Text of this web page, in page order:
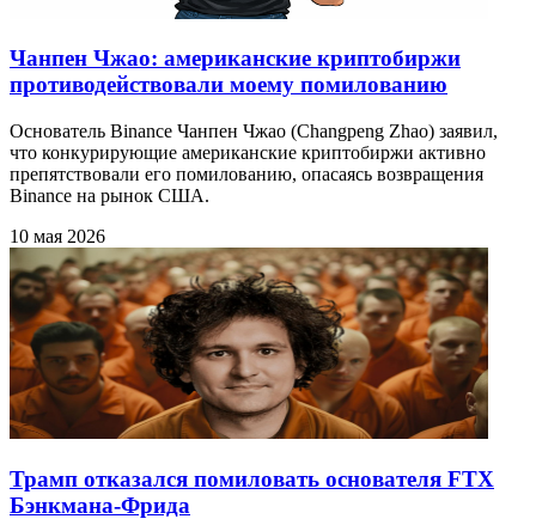
Чанпен Чжао: американские криптобиржи
противодействовали моему помилованию
Основатель Binance Чанпен Чжао (Changpeng Zhao) заявил,
что конкурирующие американские криптобиржи активно
препятствовали его помилованию, опасаясь возвращения
Binance на рынок США.
10 мая 2026
Трамп отказался помиловать основателя FTX
Бэнкмана-Фрида